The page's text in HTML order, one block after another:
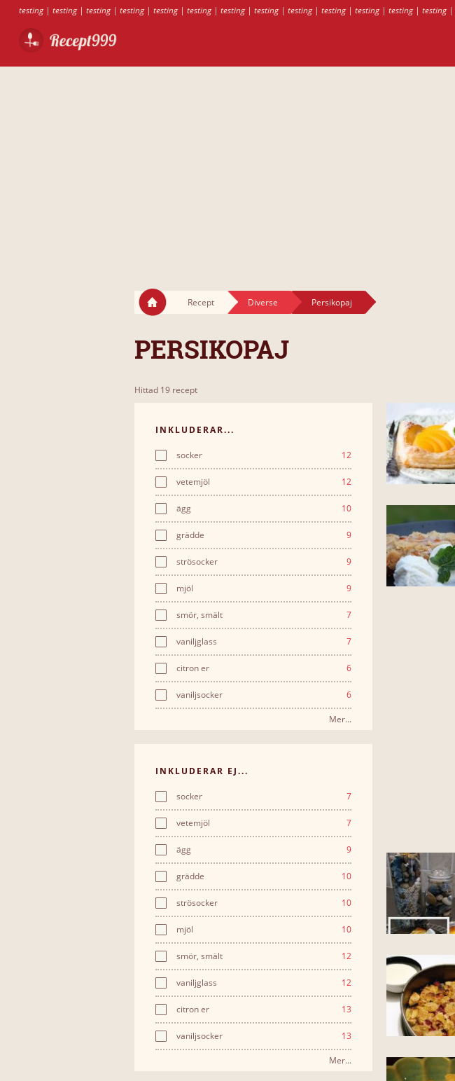
testing| testing| testing| testing| testing| testing| testing| testing| testing| testing| testing| testing| testing|
Recept Diverse Persikopaj
PERSIKOPAJ
Hittad 19 recept
INKLUDERAR...
socker 12
vetemjöl 12
ägg 10
grädde 9
strösocker 9
mjöl 9
smör, smält 7
vaniljglass 7
citron er 6
vaniljsocker 6
Mer...
INKLUDERAR EJ...
socker 7
vetemjöl 7
ägg 9
grädde 10
strösocker 10
mjöl 10
smör, smält 12
vaniljglass 12
citron er 13
vaniljsocker 13
Mer...